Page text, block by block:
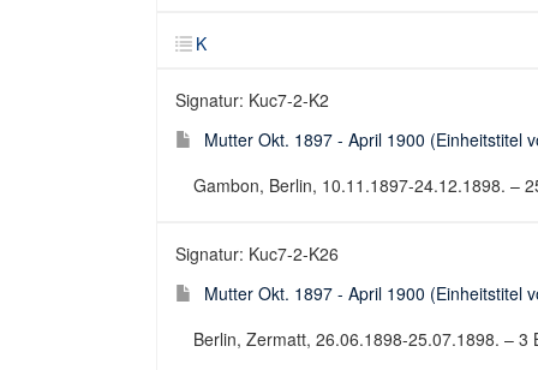
K
Signatur: Kuc7-2-K2
Mutter Okt. 1897 - April 1900 (Einheitstitel
Gambon, Berlin, 10.11.1897-24.12.1898. –
Signatur: Kuc7-2-K26
Mutter Okt. 1897 - April 1900 (Einheitstitel
Berlin, Zermatt, 26.06.1898-25.07.1898. – 3